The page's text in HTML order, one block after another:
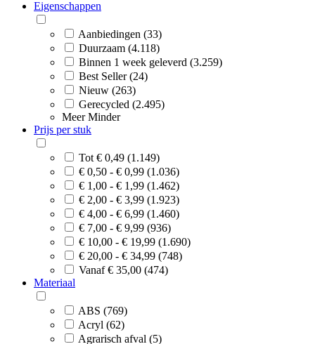
Eigenschappen
Aanbiedingen (33)
Duurzaam (4.118)
Binnen 1 week geleverd (3.259)
Best Seller (24)
Nieuw (263)
Gerecycled (2.495)
Meer Minder
Prijs per stuk
Tot € 0,49 (1.149)
€ 0,50 - € 0,99 (1.036)
€ 1,00 - € 1,99 (1.462)
€ 2,00 - € 3,99 (1.923)
€ 4,00 - € 6,99 (1.460)
€ 7,00 - € 9,99 (936)
€ 10,00 - € 19,99 (1.690)
€ 20,00 - € 34,99 (748)
Vanaf € 35,00 (474)
Materiaal
ABS (769)
Acryl (62)
Agrarisch afval (5)